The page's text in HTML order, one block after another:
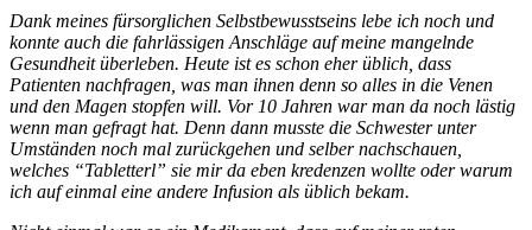
Dank meines fürsorglichen Selbstbewusstseins lebe ich noch und
konnte auch die fahrlässigen Anschläge auf meine mangelnde
Gesundheit überleben. Heute ist es schon eher üblich, dass
Patienten nachfragen, was man ihnen denn so alles in die Venen
und den Magen stopfen will. Vor 10 Jahren war man da noch lästig
wenn man gefragt hat. Denn dann musste die Schwester unter
Umständen noch mal zurückgehen und selber nachschauen,
welches “Tabletterl” sie mir da eben kredenzen wollte oder warum
ich auf einmal eine andere Infusion als üblich bekam.